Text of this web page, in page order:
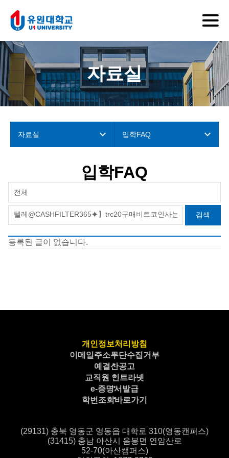
자료실
자료실 입학FAQ
입학FAQ
전체
검색
등록된 글이 없습니다.
개인정보처리방침
이메일주소무단수집거부
예결산공고
교직원 인트라넷
e-증명서발급
학번조회바로가기
(29131) 충북 영동군 영동읍 대학로 310(영동캔퍼스)
(31415) 충남 아산시 음봉면 연암산로
52-70(아산캠퍼스)